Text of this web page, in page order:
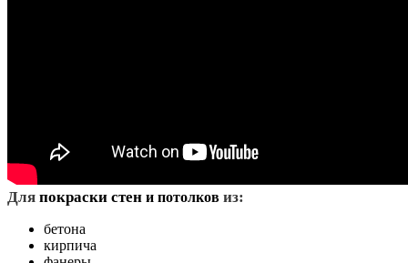
Для покраски стен и потолков из:
бетона
кирпича